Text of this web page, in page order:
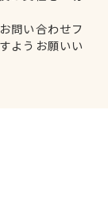
問い合わせフ
ようお願いい